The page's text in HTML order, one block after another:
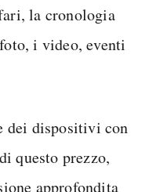
la cronologia
i video, eventi
dei dispositivi con
questo prezzo,
approfondita